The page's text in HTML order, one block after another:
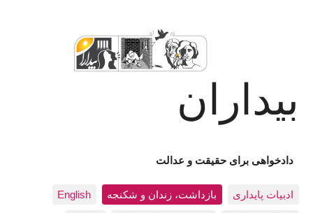
بیداران
دادخواهی برای حقیقت و عدالت
ادبيات پايداری بازداشت، زندان و شکنجه English